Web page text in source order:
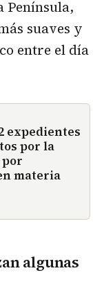
Península,
suaves y
entre el día
expedientes
por la
por
materia
algunas